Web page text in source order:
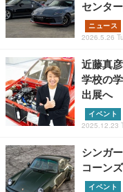
センタ
ニュース
2026.5.26
近藤真
学校の
出展へ
イベント
2025.12.23
シンガ
コーン
イベント